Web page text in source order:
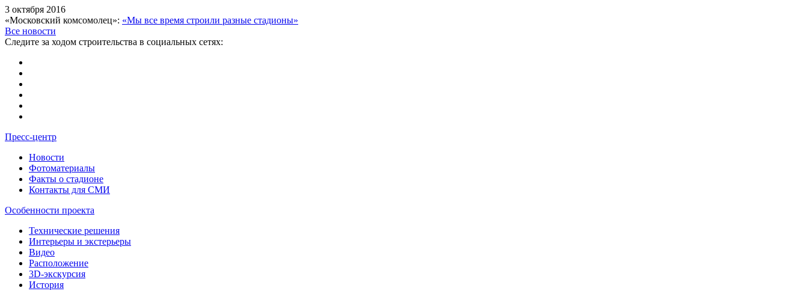
3 октября 2016
«Московский комсомолец»: «Мы все время строили разные стадионы»
Все новости
Следите за ходом строительства в социальных сетях:
Пресс-центр
Новости
Фотоматериалы
Факты о стадионе
Контакты для СМИ
Особенности проекта
Технические решения
Интерьеры и экстерьеры
Видео
Расположение
3D-экскурсия
История